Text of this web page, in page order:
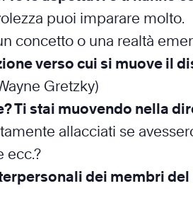
puoi imparare molto.
concetto o una realtà
verso cui si muove il
Gretzky)
Ti stai muovendo nella
allacciati se
ecc.?
dei membri